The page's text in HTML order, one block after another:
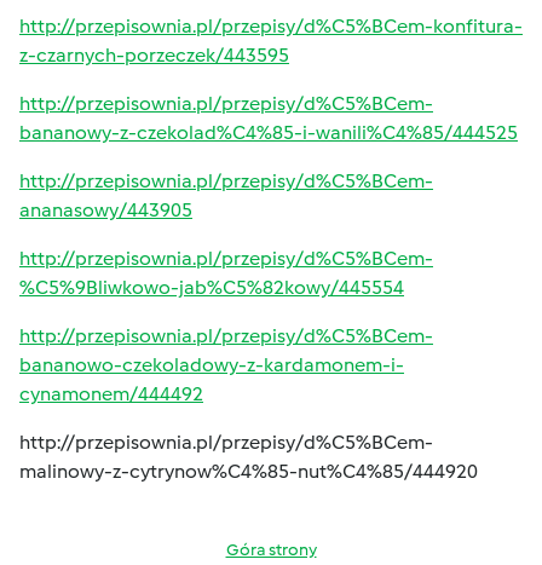
http://przepisownia.pl/przepisy/d%C5%BCem-konfitura-
z-czarnych-porzeczek/443595
http://przepisownia.pl/przepisy/d%C5%BCem-
bananowy-z-czekolad%C4%85-i-wanili%C4%85/444525
http://przepisownia.pl/przepisy/d%C5%BCem-
ananasowy/443905
http://przepisownia.pl/przepisy/d%C5%BCem-
%C5%9Bliwkowo-jab%C5%82kowy/445554
http://przepisownia.pl/przepisy/d%C5%BCem-
bananowo-czekoladowy-z-kardamonem-i-
cynamonem/444492
http://przepisownia.pl/przepisy/d%C5%BCem-
malinowy-z-cytrynow%C4%85-nut%C4%85/444920
Góra strony